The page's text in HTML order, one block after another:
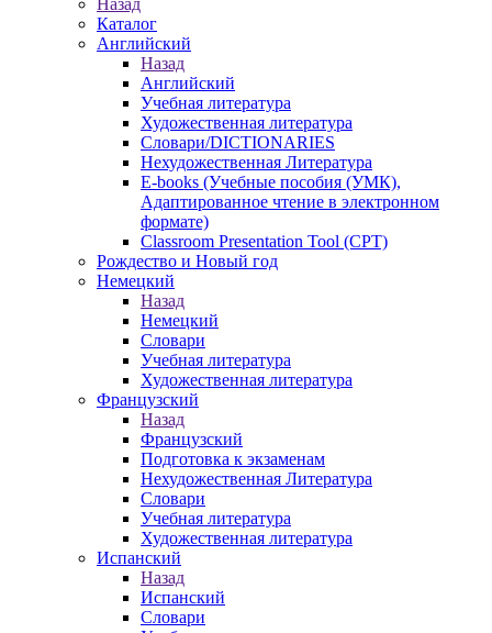
Назад
Каталог
Английский
Назад
Английский
Учебная литература
Художественная литература
Словари/DICTIONARIES
Нехудожественная Литература
E-books (Учебные пособия (УМК),
Адаптированное чтение в электронном
формате)
Classroom Presentation Tool (CPT)
Рождество и Новый год
Немецкий
Назад
Немецкий
Словари
Учебная литература
Художественная литература
Французский
Назад
Французский
Подготовка к экзаменам
Нехудожественная Литература
Словари
Учебная литература
Художественная литература
Испанский
Назад
Испанский
Словари